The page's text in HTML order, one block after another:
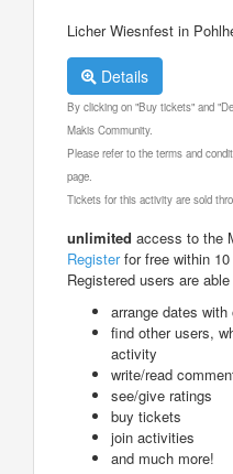
Licher Wiesnfest in
Details
By clicking on "Buy tickets" and
Makis Community.
Please refer to the terms and
page.
Tickets for this activity are sold
unlimited access to the
Registerfor free within
Registered users are
arrange dates with
find other users,
activity
write/read
see/give ratings
buy tickets
join activities
and much more!